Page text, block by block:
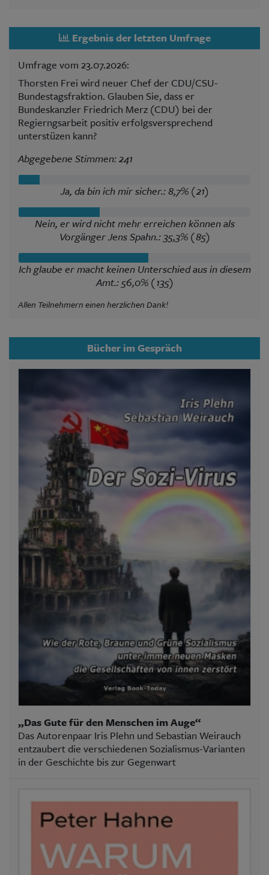
Ergebnis der letzten Umfrage
Umfrage vom 23.07.2026:
Thorsten Frei wird neuer Chef der CDU/CSU-
Bundestagsfraktion. Glauben Sie, dass er
Bundeskanzler Friedrich Merz (CDU) bei der
Regierngsarbeit positiv erfolgsversprechend
unterstüzen kann?
Abgegebene Stimmen: 241
Ja, da bin ich mir sicher.: 8,7% (21)
Nein, er wird nicht mehr erreichen können als
Vorgänger Jens Spahn.: 35,3% (85)
Ich glaube er macht keinen Unterschied aus in diesem
Amt.: 56,0% (135)
Allen Teilnehmern einen herzlichen Dank!
Bücher im Gespräch
„Das Gute für den Menschen im Auge“
Das Autorenpaar Iris Plehn und Sebastian Weirauch
entzaubert die verschiedenen Sozialismus-Varianten
in der Geschichte bis zur Gegenwart